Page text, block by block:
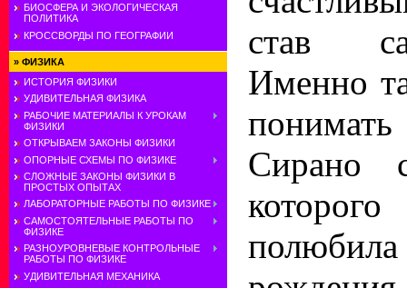
БИОСФЕРА И ЭКОЛОГИЧЕСКАЯ
ПОЛИТИКА
КРОССВОРДЫ ПО ГЕОГРАФИИ
» ФИЗИКА
ИСТОРИЯ ФИЗИКИ
УДИВИТЕЛЬНАЯ ФИЗИКА
РАБОЧИЕ МАТЕРИАЛЫ К УРОКАМ
ФИЗИКИ
ОТКРЫВАЕМ ЗАКОНЫ ФИЗИКИ
ОПОРНЫЕ СХЕМЫ ПО ФИЗИКЕ
СЛОЖНЫЕ ЗАКОНЫ ФИЗИКИ В
ПРОСТЫХ ОПЫТАХ
ЛАБОРАТОРНЫЕ РАБОТЫ ПО ФИЗИКЕ
САМОСТОЯТЕЛЬНЫЕ РАБОТЫ ПО
ФИЗИКЕ
РАЗНОУРОВНЕВЫЕ КОНТРОЛЬНЫЕ
РАБОТЫ ПО ФИЗИКЕ
УДИВИТЕЛЬНАЯ МЕХАНИКА
став
Именно
Сирано